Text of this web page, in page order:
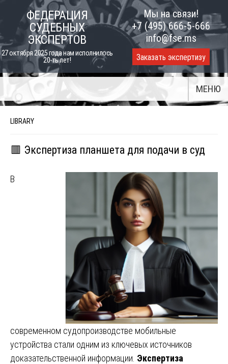
content
ФЕДЕРАЦИЯ
СУДЕБНЫХ
ЭКСПЕРТОВ
27 октября 2025 года нам исполнилось
20-ть лет!
Мы на связи!
+7 (495) 666-5-666
info@fse.ms
Заказать экспертизу
МЕНЮ
LIBRARY
🟥 Экспертиза планшета для подачи в суд
В
современном судопроизводстве мобильные
устройства стали одним из ключевых источников
доказательственной информации. Экспертиза